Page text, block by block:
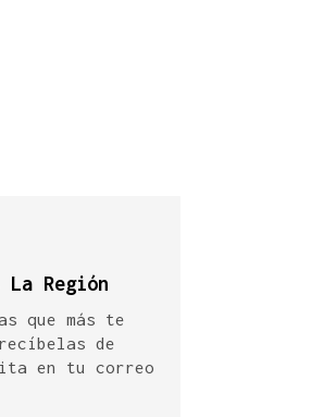
Región
que más te
de
en tu correo